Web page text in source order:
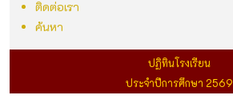
ติดต่อเรา
ค้นหา
ปฏิทินโรงเรียน
ประจำปีการศึกษา 2569